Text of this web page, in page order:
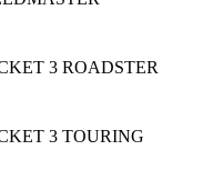
3 ROADSTER
3 TOURING